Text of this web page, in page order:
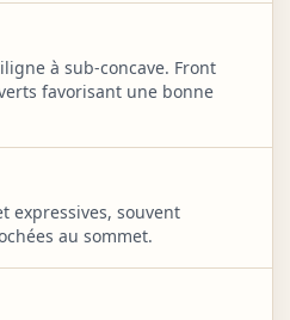
à sub-concave. Front
favorisant une bonne
expressives, souvent
au sommet.